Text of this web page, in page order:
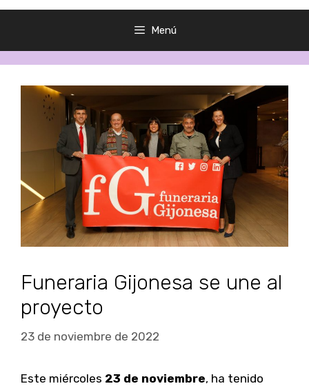
Menú
Funeraria Gijonesa se une al
proyecto
23 de noviembre de 2022
Este miércoles 23 de noviembre, ha tenido